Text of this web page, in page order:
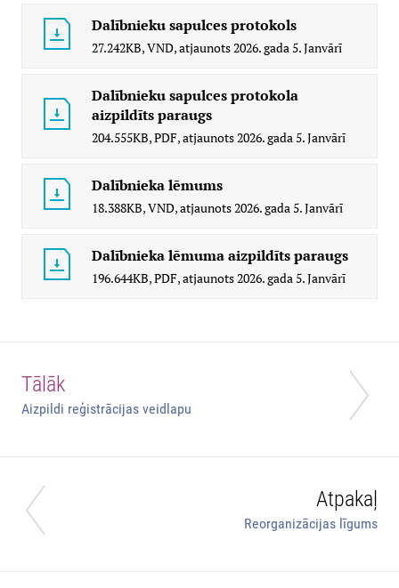
Dalībnieku sapulces protokols
27.242KB,VND,atjaunots2026. gada 5. Janvārī
Dalībnieku sapulces protokola
aizpildīts paraugs
204.555KB,PDF,atjaunots2026. gada 5. Janvārī
Dalībnieka lēmums
18.388KB,VND,atjaunots2026. gada 5. Janvārī
Dalībnieka lēmuma aizpildīts paraugs
196.644KB,PDF,atjaunots2026. gada 5. Janvārī
Tālāk
Aizpildi reģistrācijas veidlapu
Atpakaļ
Reorganizācijas līgums